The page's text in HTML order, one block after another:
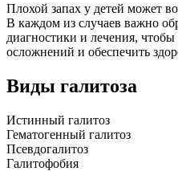
Плохой запах у детей может
В каждом из случаев важно
диагностики и лечения,
осложнений и обеспечить
Виды галитоза
Истинный галитоз
Гематогенный галитоз
Псевдогалитоз
Галитофобия